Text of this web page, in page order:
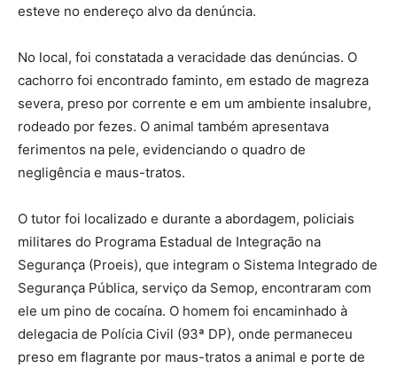
esteve no endereço alvo da denúncia.
No local, foi constatada a veracidade das denúncias. O
cachorro foi encontrado faminto, em estado de magreza
severa, preso por corrente e em um ambiente insalubre,
rodeado por fezes. O animal também apresentava
ferimentos na pele, evidenciando o quadro de
negligência e maus-tratos.
O tutor foi localizado e durante a abordagem, policiais
militares do Programa Estadual de Integração na
Segurança (Proeis), que integram o Sistema Integrado de
Segurança Pública, serviço da Semop, encontraram com
ele um pino de cocaína. O homem foi encaminhado à
delegacia de Polícia Civil (93ª DP), onde permaneceu
preso em flagrante por maus-tratos a animal e porte de